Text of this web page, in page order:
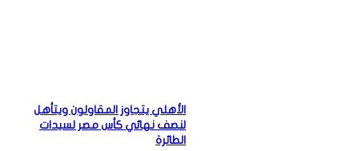
الأهلي يتجاوز المقاولون ويتأهل
لنصف نهائي كأس مصر لسيدات
الطائرة